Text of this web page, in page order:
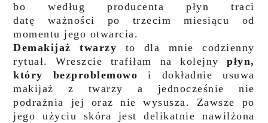
bo według producenta płyn traci
datę ważności po trzecim miesiącu od
momentu jego otwarcia.
Demakijaż twarzy to dla mnie codzienny
rytuał. Wreszcie trafiłam na kolejnypłyn,
który bezproblemowo i dokładnie usuwa
makijaż z twarzy a jednocześnie nie
podrażnia jej oraz nie wysusza. Zawsze po
jego użyciu skóra jest delikatnie nawilżona